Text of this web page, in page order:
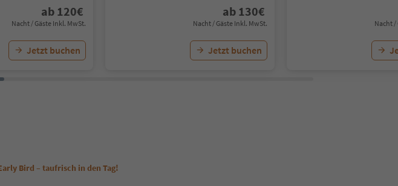
ab 120€
Nacht / Gäste Inkl. MwSt.
Jetzt buchen
ab 130€
Nacht / Gäste Inkl. MwSt.
Jetzt buchen
Nacht /
Bird – taufrisch in den Tag!